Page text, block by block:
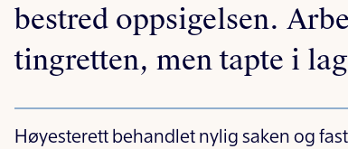
bestred oppsigelsen.
tingretten, men tapte i
Høyesterett behandlet nylig saken og